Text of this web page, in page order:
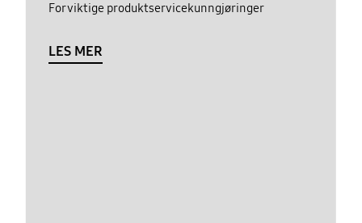
For viktige produktservicekunngjøringer
LES MER